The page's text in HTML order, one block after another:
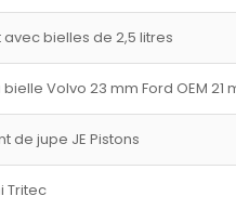
bielles de 2,5 litres
Volvo 23 mm Ford OEM 21
de jupe JE Pistons
Tritec